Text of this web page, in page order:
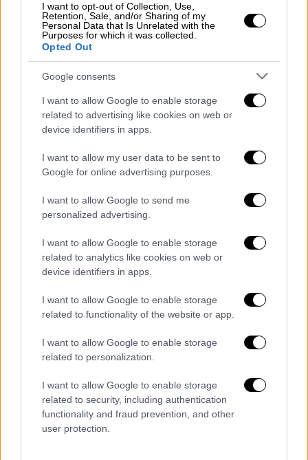
I want to opt-out of Collection, Use,
Retention, Sale, and/or Sharing of my
Personal Data that Is Unrelated with the
Purposes for which it was collected.
Opted Out
Google consents
I want to allow Google to enable storage
related to advertising like cookies on web or
device identifiers in apps.
I want to allow my user data to be sent to
Google for online advertising purposes.
I want to allow Google to send me
personalized advertising.
I want to allow Google to enable storage
related to analytics like cookies on web or
device identifiers in apps.
I want to allow Google to enable storage
related to functionality of the website or app.
I want to allow Google to enable storage
related to personalization.
I want to allow Google to enable storage
related to security, including authentication
functionality and fraud prevention, and other
user protection.
Lifestyle|30.03.2023 11:54
Ευγενία Σαμαρά – Γιάννης Ποιμενίδης:
Χώρισαν ύστερα από 8 χρόνια σχέσης, οι
φήμες και ο Οδυσσέας
Παπασπηλιόπουλος
Το ζευγάρι γνωρίστηκε στα γυρίσματα της
τηλεοπτικής σειράς του ΑΝΤ1, «Εκδρομή».
Από τότε δέθηκαν και αποτέλεσαν ένα από
τα αγαπημένα ζευγάρια της ελληνικής